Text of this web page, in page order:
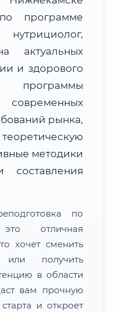
МСК (UTC+3)
Дистанционно
дней
и просмотра
программе
актуальных
и здорового
программы
рынка,
методики
составления
по
отличная
хочет сменить
или получить
в области
вам прочную
и откроет